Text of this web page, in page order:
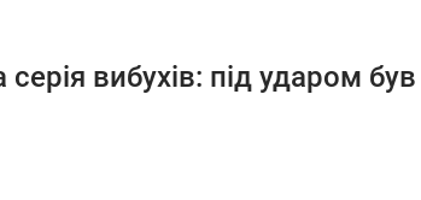
вибухів: під ударом